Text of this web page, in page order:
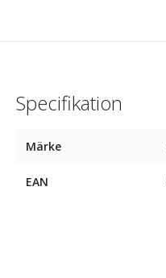
Specifikation
Märke
EAN